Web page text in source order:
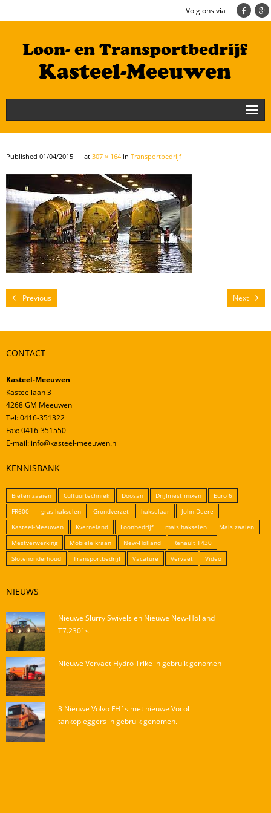
Volg ons via
Nieuws
Loonbedrijf
Transportbedrijf
Cultuurtechniek/Grondwerk
Geschiedenis
Te koop
Mestverwerking
Video’s
Published 01/04/2015 at 307 × 164 in Transportbedrijf
Previous Next
CONTACT
Kasteel-Meeuwen
Kasteellaan 3
4268 GM Meeuwen
Tel: 0416-351322
Fax: 0416-351550
E-mail: info@kasteel-meeuwen.nl
KENNISBANK
Bieten zaaien Cultuurtechniek Doosan Drijfmest mixen
Euro 6
FR600
gras hakselen Grondverzet hakselaar
John Deere
Kasteel-Meeuwen
Kverneland Loonbedrijf mais hakselen
Mais zaaien
Mestverwerking
Mobiele kraan New-Holland
Renault T430
Slotenonderhoud
Transportbedrijf Vacature Vervaet Video
NIEUWS
Nieuwe Slurry Swivels en Nieuwe New-Holland
T7.230`s
Nieuwe Vervaet Hydro Trike in gebruik genomen
3 Nieuwe Volvo FH`s met nieuwe Vocol
tankopleggers in gebruik genomen.